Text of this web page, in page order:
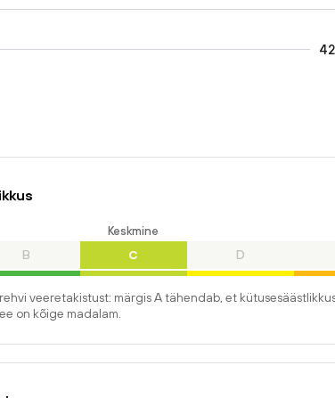
B
Keskmine
C D
veeretakistust: märgis A tähendab, et
on kõige madalam.